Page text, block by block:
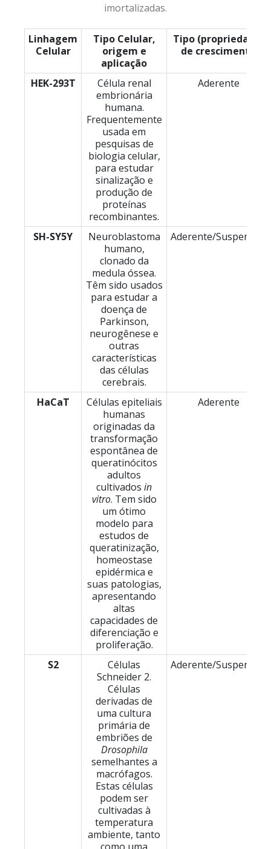
imortalizadas.
Linhagem
Celular
Tipo Celular,
origem e
aplicação
Tipo (propriedade)
de crescimento
HEK-293T
Célula renal
embrionária
humana.
Frequentemente
usada em
pesquisas de
biologia celular,
para estudar
sinalização e
produção de
proteínas
recombinantes.
Aderente
SH-SY5Y
Neuroblastoma
humano,
clonado da
medula óssea.
Têm sido usados
​​para estudar a
doença de
Parkinson,
neurogênese e
outras
características
das células
cerebrais.
Aderente/Suspensão
HaCaT
Células epiteliais
humanas
originadas da
transformação
espontânea de
queratinócitos
adultos
cultivados in
vitro. Tem sido
um ótimo
modelo para
estudos de
queratinização,
homeostase
epidérmica e
suas patologias,
apresentando
altas
capacidades de
diferenciação e
proliferação.
Aderente
S2
Células
Schneider 2.
Células
derivadas de
uma cultura
primária de
embriões de
Drosophila
semelhantes a
macrófagos.
Estas células
podem ser
cultivadas à
temperatura
ambiente, tanto
Aderente/Suspensão